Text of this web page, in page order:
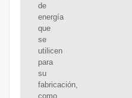
de
energía
que
se
utilicen
para
su
fabricación,
como